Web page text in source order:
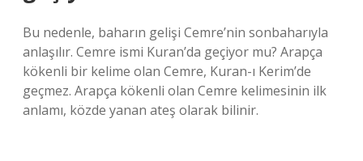
Bu nedenle, baharın gelişi Cemre’nin sonbaharıyla
anlaşılır. Cemre ismi Kuran’da geçiyor mu? Arapça
kökenli bir kelime olan Cemre, Kuran-ı Kerim’de
geçmez. Arapça kökenli olan Cemre kelimesinin ilk
anlamı, közde yanan ateş olarak bilinir.